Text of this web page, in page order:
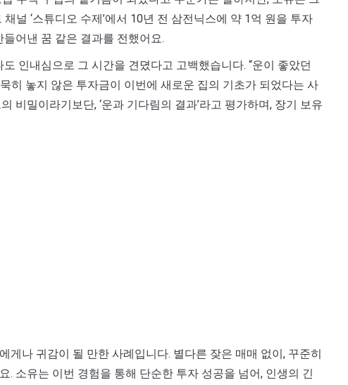
널 ‘스튜디오 수제’에서 10년 전 삼전닉스에 약 1억 원을 투자
어낸 꿈 같은 결과를 전했어요.
인내심으로 그 시간을 견뎠다고 고백했습니다. “운이 좋았던
히 놓지 않은 투자금이 이번에 새로운 집의 기초가 되었다는 사
비밀이라기보단, ‘운과 기다림의 결과’라고 평가하며, 장기 보유
나 귀감이 될 만한 사례입니다. 별다른 잦은 매매 없이, 꾸준히
소유는 이번 경험을 통해 단순한 투자 성공을 넘어, 인생의 긴